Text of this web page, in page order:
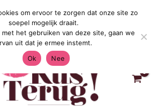
Verzending in Nederland & België
om ervoor te zorgen dat onze site zo
soepel mogelijk draait.
met het gebruiken van deze site, gaan we
uit dat je ermee instemt.
Ok
Nee